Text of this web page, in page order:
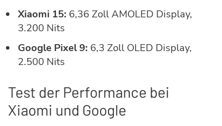
Xiaomi 15: 6,36 Zoll AMOLED Display,
3.200 Nits
Google Pixel 9: 6,3 Zoll OLED Display,
2.500 Nits
Test der Performance bei
Xiaomi und Google